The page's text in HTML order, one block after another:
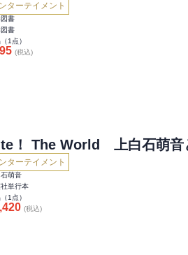
ターテイメント
書
書
1 点）
(税込)
！ The World 上白石萌音
ターテイメント
石萌音
単行本
1 点）
(税込)